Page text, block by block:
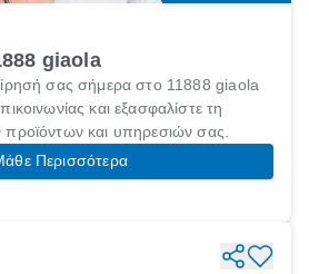
giaola
σας σήμερα στο 11888 giaola
και εξασφαλίστε τη
και υπηρεσιών σας.
Περισσότερα